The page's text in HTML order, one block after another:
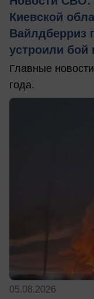
Киевской
Вайлдберриз
устроили бой
Главные
года.
05.08.2026